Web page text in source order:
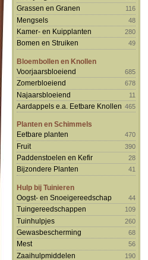
Grassen en Granen 116
Mengsels 48
Kamer- en Kuipplanten 280
Bomen en Struiken 49
Bloembollen en Knollen
Voorjaarsbloeiend
685
Zomerbloeiend 678
Najaarsbloeiend 11
Aardappels e.a. Eetbare Knollen 465
Planten en Schimmels
Eetbare planten
470
Fruit 390
Paddenstoelen en Kefir 28
Bijzondere Planten 41
Hulp bij Tuinieren
Oogst- en Snoeigereedschap
44
Tuingereedschappen 109
Tuinhulpjes 260
Gewasbescherming 68
Mest 56
Zaaihulpmiddelen 190